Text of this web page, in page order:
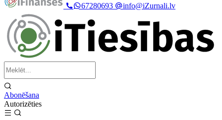
67280693
info@iZurnali.lv
Abonēšana
Autorizēties